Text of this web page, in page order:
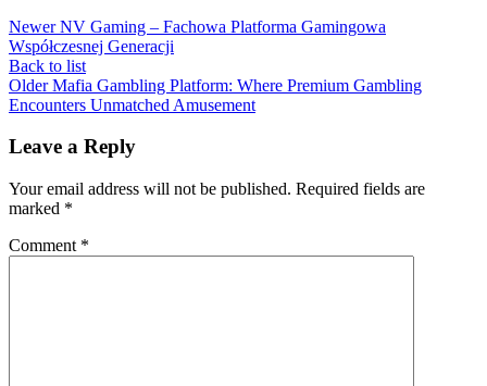
Newer NV Gaming – Fachowa Platforma Gamingowa
Współczesnej Generacji
Back to list
Older Mafia Gambling Platform: Where Premium Gambling
Encounters Unmatched Amusement
Leave a Reply
Your email address will not be published. Required fields are
marked *
Comment *